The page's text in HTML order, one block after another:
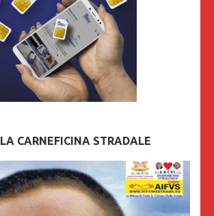
CARNEFICINA STRADALE